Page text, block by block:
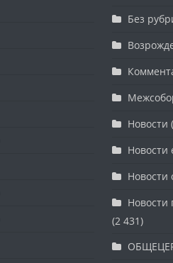
Без
Новости
Новости
Новости
Новости
(2 431)